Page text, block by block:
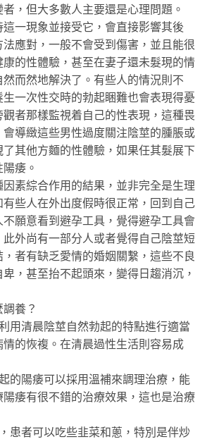
，但大多數人主要還是心理問題。
現象並接受它，會直接影響其後
應對，一般不會受到傷害，並且能很
的性體驗，甚至在妻子還未髮現的情
而然地解決了。有些人的情況則不
一次性交時的勃起睏難也會表現得憂
者那樣監視着自己的性表現，這種畏
導緻這些男性過度關注陰莖的腫脹或
其他方麵的性體驗，如果任其髮展下
痿。
綜合作用的結果，並非完全是生理
些人在外出度假時很正常，回到自己
願意看到避孕工具，覺得避孕工具會
外尚有一部分人或者覺得自己陰莖短
者有缺乏愛情的婚姻關繫，這些不良
，甚至抬不起頭來，變得日趨消沉，
養？
清晨陰莖自然勃起的特點進行適當
的恢複。在清晨過性生活則容易成
陽痿可以採用溫補來調理治療，能
痿有很不錯的治療效果，這也是治療
者可以吃些韭菜和蔥，特別是伴炒